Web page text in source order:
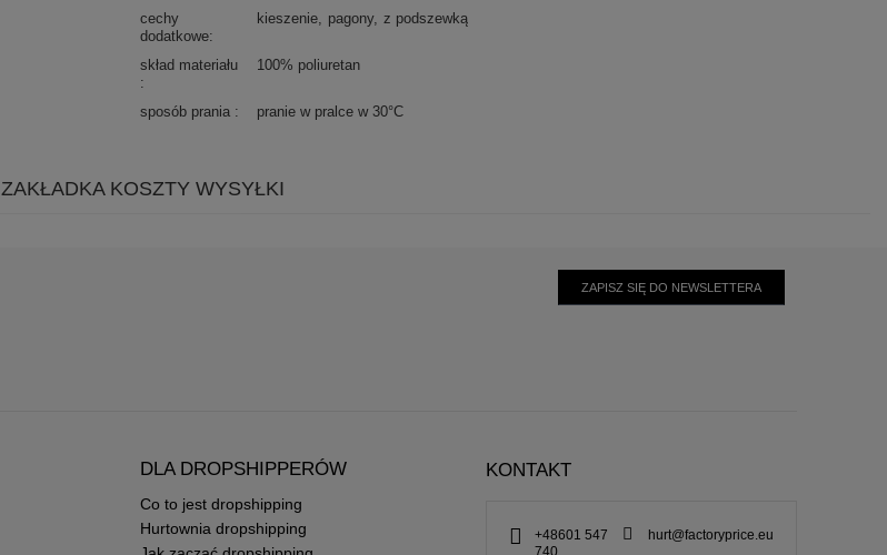
cechy
dodatkowe
kieszenie pagony z podszewką
skład materiału 100% poliuretan
sposób prania pranie w pralce w 30°C
ZAKŁADKA KOSZTY WYSYŁKI
ZAPISZ SIĘ DO NEWSLETTERA
DLA DROPSHIPPERÓW
Co to jest dropshipping
Hurtownia dropshipping
KONTAKT
+48601 547
740
hurt@factoryprice.eu